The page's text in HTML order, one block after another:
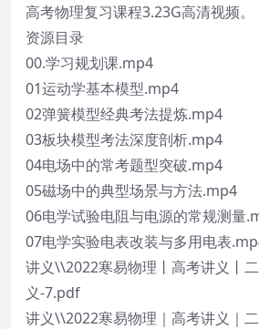
高考物理复习课程3.23G高清视频。
资源目录
00.学习规划课.mp4
01运动学基本模型.mp4
02弹簧模型经典考法提炼.mp4
03板块模型考法深度剖析.mp4
04电场中的常考题型突破.mp4
05磁场中的典型场景与方法.mp4
06电学试验电阻与电源的常规测量
07电学实验电表改装与多用电表
讲义\\2022寒易物理丨高考讲义丨
义-7.pdf
讲义\\2022寒易物理｜高考讲义｜